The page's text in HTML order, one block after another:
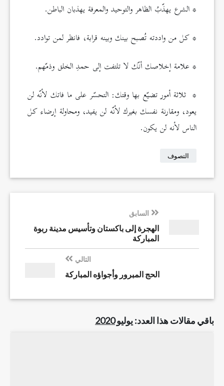
باقي مقالات هذا العدد:يوليو 2020
* الشرع يهذّبُ الظاهر والتوحيد والمعرفة يهذبان الباطن.
* كل من واددته تُصبح بينك وبينه قرابة، فانظر لمن توادد.
* علامة إخلاصك أنّك لا تلتفت إلى حمدِ الخلق وذمّهم.
* ثلاثة أمور تضيّع بها وقتك: التحسّر على ما فاتك لأنّه لن
يعود، ومقارنة نفسك بغيرك لأنّه لن يفيد، ومحاولة إرضاء كل
الناس لأنه لن يكون.
التصوف
السابق
الهجرة إلى باكستان وتأسيس مدينة ربوة
المباركة
التالي
الحج المبرور وأجواؤه المباركة